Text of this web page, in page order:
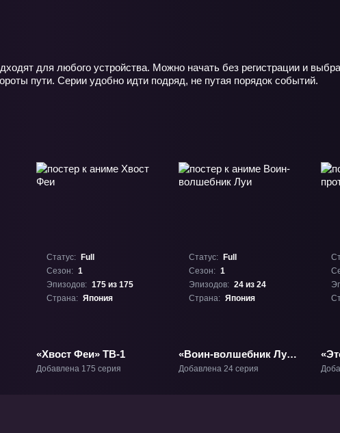
для любого устройства. Можно начать без регистрации и
пути. Серии удобно идти подряд, не путая порядок событий.
Статус:
Full
Сезон: 1
Эпизодов: 175 из 175
Страна: Япония
«Хвост Феи» ТВ-1
Добавлена 175 серия
Статус:
Full
Сезон: 1
Эпизодов: 24 из 24
Страна: Япония
«Воин-волшебник Луи»
ТВ-1
Добавлена 24 серия